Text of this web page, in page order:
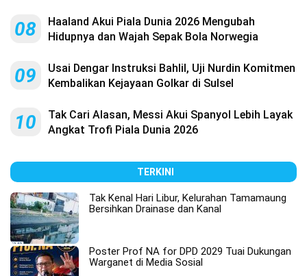
08
Haaland Akui Piala Dunia 2026 Mengubah
Hidupnya dan Wajah Sepak Bola Norwegia
09
Usai Dengar Instruksi Bahlil, Uji Nurdin Komitmen
Kembalikan Kejayaan Golkar di Sulsel
10
Tak Cari Alasan, Messi Akui Spanyol Lebih Layak
Angkat Trofi Piala Dunia 2026
TERKINI
Tak Kenal Hari Libur, Kelurahan Tamamaung
Bersihkan Drainase dan Kanal
Poster Prof NA for DPD 2029 Tuai Dukungan
Warganet di Media Sosial